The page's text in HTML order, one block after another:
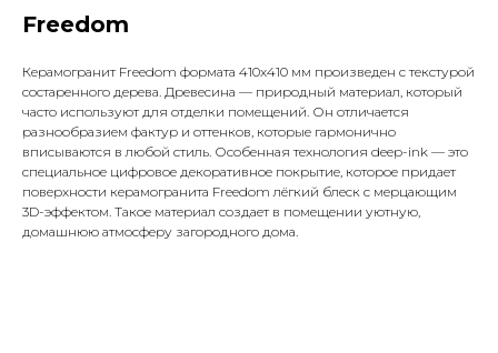
Freedom
Керамогранит Freedom формата 410x410 мм произведен с текстурой
состаренного дерева. Древесина — природный материал, который
часто используют для отделки помещений. Он отличается
разнообразием фактур и оттенков, которые гармонично
вписываются в любой стиль. Особенная технология deep-ink — это
специальное цифровое декоративное покрытие, которое придает
поверхности керамогранита Freedom лёгкий блеск с мерцающим
3D-эффектом. Такое материал создает в помещении уютную,
домашнюю атмосферу загородного дома.